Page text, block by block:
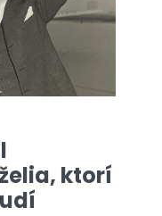
ktorí